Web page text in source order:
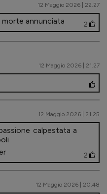
12 Maggio 2026 | 22.27
morte annunciata 2
12 Maggio 2026 | 21.27
12 Maggio 2026 | 21.25
calpestata a
2
12 Maggio 2026 | 20.48